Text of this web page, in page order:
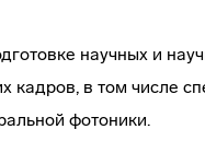
научных и
кадров, в том числе
фотоники.